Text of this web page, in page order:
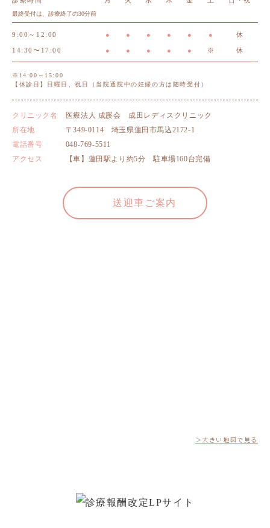
最終受付は、診療終了の30分前
9:00～12:00 ● ● ● ● ● ● 休
14:30〜17:00 ● ● ● ● ● ※ 休
※14:00～15:00
【休診日】日曜日、祝日（当院通院中の妊婦の方は随時受付）
クリニック名
医療法人 成蹊会 成田レディスクリニック
所在地
〒349-0114 埼玉県蓮田市馬込2172-1
電話番号
048-769-5511
アクセス
【車】蓮田駅より約5分 駐車場160台完備
送迎車ご案内
＞大きい地図で見る